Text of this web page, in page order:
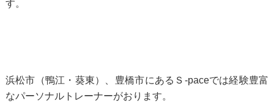
す。
浜松市（鴨江・葵東）、豊橋市にあるＳ-paceでは経験豊富
なパーソナルトレーナーがおります。